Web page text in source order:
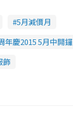
5月減價月
年慶2015 5月中開鑼
飾